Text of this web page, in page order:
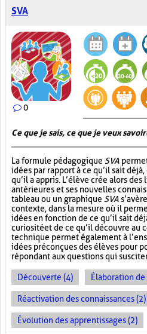
SVA
0
Ce que je sais, ce que je veux
La formule pédagogique SVA
idées par rapport à ce qu’il sait
qu’il a appris. L’élève crée alors
antérieures et ses nouvelles
tableau ou un graphique SVA
contexte, dans la mesure où il
idées en fonction de ce qu’il sait
curiosité et de ce qu’il découvre au
technique permet également à
idées préconçues des élèves pour
répondant aux questions qui
Découverte (4) Élaboration
Réactivation des connaissances (2)
Évolution des apprentissages (2)